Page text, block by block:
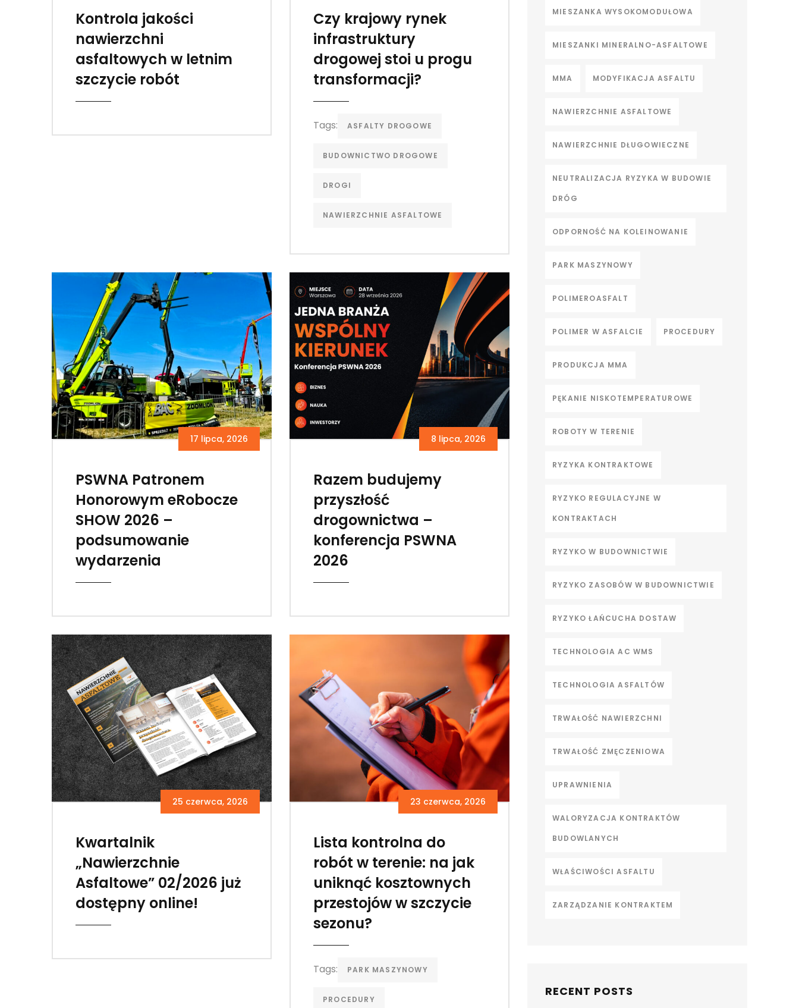
Kontrola jakości
nawierzchni
asfaltowych w letnim
szczycie robót
Czy krajowy rynek
infrastruktury
drogowej stoi u progu
transformacji?
Tags: ASFALTY DROGOWE
BUDOWNICTWO DROGOWE
DROGI
NAWIERZCHNIE ASFALTOWE
17 lipca, 2026
PSWNA Patronem
Honorowym eRobocze
SHOW 2026 –
podsumowanie
wydarzenia
8 lipca, 2026
Razem budujemy
przyszłość
drogownictwa –
konferencja PSWNA
2026
25 czerwca, 2026
Kwartalnik
„Nawierzchnie
Asfaltowe” 02/2026 już
dostępny online!
23 czerwca, 2026
Lista kontrolna do
robót w terenie: na jak
uniknąć kosztownych
przestojów w szczycie
sezonu?
Tags: PARK MASZYNOWY
PROCEDURY
MIESZANKA WYSOKOMODUŁOWA
MIESZANKI MINERALNO-ASFALTOWE
MMA MODYFIKACJA ASFALTU
NAWIERZCHNIE ASFALTOWE
NAWIERZCHNIE DŁUGOWIECZNE
NEUTRALIZACJA RYZYKA W BUDOWIE
DRÓG
ODPORNOŚĆ NA KOLEINOWANIE
PARK MASZYNOWY
POLIMEROASFALT
POLIMER W ASFALCIE PROCEDURY
PRODUKCJA MMA
PĘKANIE NISKOTEMPERATUROWE
ROBOTY W TERENIE
RYZYKA KONTRAKTOWE
RYZYKO REGULACYJNE W
KONTRAKTACH
RYZYKO W BUDOWNICTWIE
RYZYKO ZASOBÓW W BUDOWNICTWIE
RYZYKO ŁAŃCUCHA DOSTAW
TECHNOLOGIA AC WMS
TECHNOLOGIA ASFALTÓW
TRWAŁOŚĆ NAWIERZCHNI
TRWAŁOŚĆ ZMĘCZENIOWA
UPRAWNIENIA
WALORYZACJA KONTRAKTÓW
BUDOWLANYCH
WŁAŚCIWOŚCI ASFALTU
ZARZĄDZANIE KONTRAKTEM
RECENT POSTS